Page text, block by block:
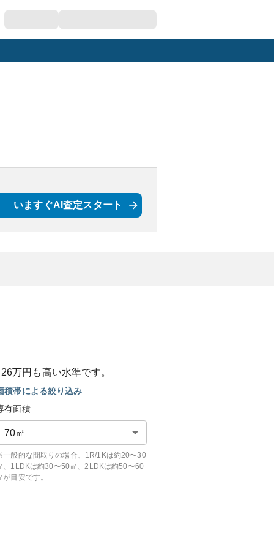
いますぐAI査定スタート
26万円も高い水準です。
積帯による絞り込み
有面積
70㎡
般的な間取りの場合、1R/1Kは約20〜30
、1LDKは約30〜50㎡、2LDKは約50〜60
が目安です。